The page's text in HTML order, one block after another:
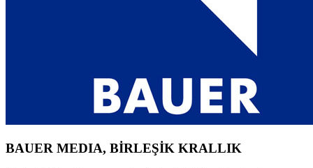
BAUER MEDIA, BİRLEŞİK KRALLIK